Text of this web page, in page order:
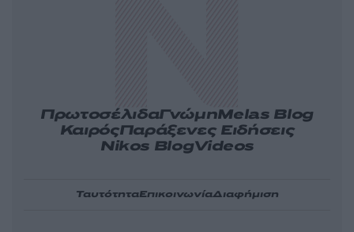
ΠρωτοσέλιδαΓνώμηMelas Blog
ΚαιρόςΠαράξενες Ειδήσεις
Nikos BlogVideos
ΤαυτότηταΕπικοινωνίαΔιαφήμιση